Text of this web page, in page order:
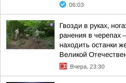
06:03
Гвозди в руках,
ранения в
находить останки
Великой
Вчера, 23:30